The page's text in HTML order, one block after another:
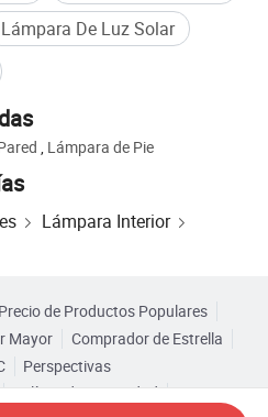
acústicas, ya
el sonido. Todas
nuestra luz de
para cualquier
del hotel hasta las
la oficina. Con una
y el bienestar
Lámpara De Luz Solar
Lámpara de Pie
Lámpara Interior
Precio de Productos Populares
Mayor
Comprador de Estrella
Perspectivas
Política de Privacidad
Contacto